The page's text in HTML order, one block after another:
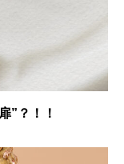
”？！！